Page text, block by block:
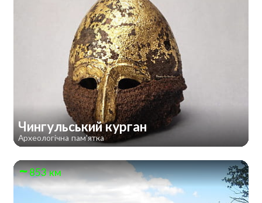
Чингульський курган
Археологічна пам'ятка
853 км